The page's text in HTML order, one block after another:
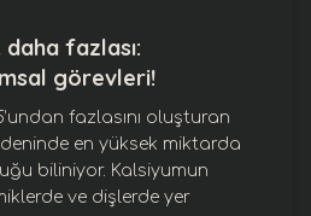
fazlası:
görevleri!
fazlasını oluşturan
en yüksek miktarda
biliniyor. Kalsiyumun
ve dişlerde yer